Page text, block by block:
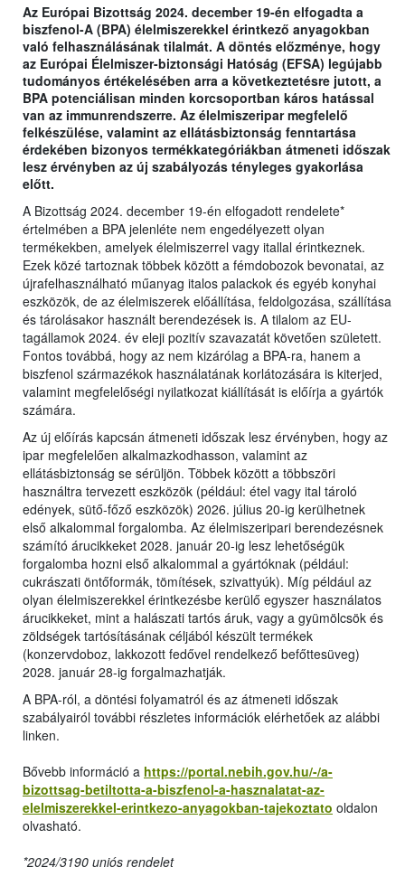
Az Európai Bizottság 2024. december 19-én elfogadta a
biszfenol-A (BPA) élelmiszerekkel érintkező anyagokban
való felhasználásának tilalmát. A döntés előzménye, hogy
az Európai Élelmiszer-biztonsági Hatóság (EFSA) legújabb
tudományos értékelésében arra a következtetésre jutott, a
BPA potenciálisan minden korcsoportban káros hatással
van az immunrendszerre. Az élelmiszeripar megfelelő
felkészülése, valamint az ellátásbiztonság fenntartása
érdekében bizonyos termékkategóriákban átmeneti időszak
lesz érvényben az új szabályozás tényleges gyakorlása
előtt.
A Bizottság 2024. december 19-én elfogadott rendelete*
értelmében a BPA jelenléte nem engedélyezett olyan
termékekben, amelyek élelmiszerrel vagy itallal érintkeznek.
Ezek közé tartoznak többek között a fémdobozok bevonatai, az
újrafelhasználható műanyag italos palackok és egyéb konyhai
eszközök, de az élelmiszerek előállítása, feldolgozása, szállítása
és tárolásakor használt berendezések is. A tilalom az EU-
tagállamok 2024. év eleji pozitív szavazatát követően született.
Fontos továbbá, hogy az nem kizárólag a BPA-ra, hanem a
biszfenol származékok használatának korlátozására is kiterjed,
valamint megfelelőségi nyilatkozat kiállítását is előírja a gyártók
számára.
Az új előírás kapcsán átmeneti időszak lesz érvényben, hogy az
ipar megfelelően alkalmazkodhasson, valamint az
ellátásbiztonság se sérüljön. Többek között a többszöri
használtra tervezett eszközök (például: étel vagy ital tároló
edények, sütő-főző eszközök) 2026. július 20-ig kerülhetnek
első alkalommal forgalomba. Az élelmiszeripari berendezésnek
számító árucikkeket 2028. január 20-ig lesz lehetőségük
forgalomba hozni első alkalommal a gyártóknak (például:
cukrászati öntőformák, tömítések, szivattyúk). Míg például az
olyan élelmiszerekkel érintkezésbe kerülő egyszer használatos
árucikkeket, mint a halászati tartós áruk, vagy a gyümölcsök és
zöldségek tartósításának céljából készült termékek
(konzervdoboz, lakkozott fedővel rendelkező befőttesüveg)
2028. január 28-ig forgalmazhatják.
A BPA-ról, a döntési folyamatról és az átmeneti időszak
szabályairól további részletes információk elérhetőek az alábbi
linken.
Bővebb információ a https://portal.nebih.gov.hu/-/a-
bizottsag-betiltotta-a-biszfenol-a-hasznalatat-az-
elelmiszerekkel-erintkezo-anyagokban-tajekoztato oldalon
olvasható.
*2024/3190 uniós rendelet